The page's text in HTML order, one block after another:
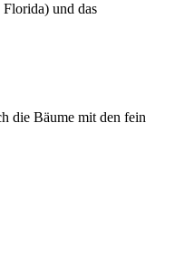
und das
die Bäume mit den fein